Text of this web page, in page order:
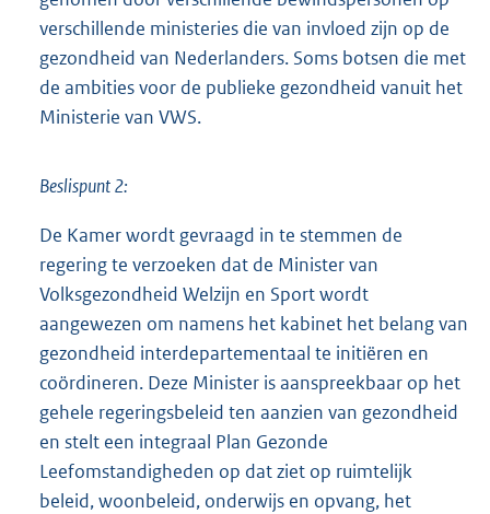
verschillende ministeries die van invloed zijn op de
gezondheid van Nederlanders. Soms botsen die met
de ambities voor de publieke gezondheid vanuit het
Ministerie van VWS.
Beslispunt 2:
De Kamer wordt gevraagd in te stemmen de
regering te verzoeken dat de Minister van
Volksgezondheid Welzijn en Sport wordt
aangewezen om namens het kabinet het belang van
gezondheid interdepartementaal te initiëren en
coördineren. Deze Minister is aanspreekbaar op het
gehele regeringsbeleid ten aanzien van gezondheid
en stelt een integraal Plan Gezonde
Leefomstandigheden op dat ziet op ruimtelijk
beleid, woonbeleid, onderwijs en opvang, het